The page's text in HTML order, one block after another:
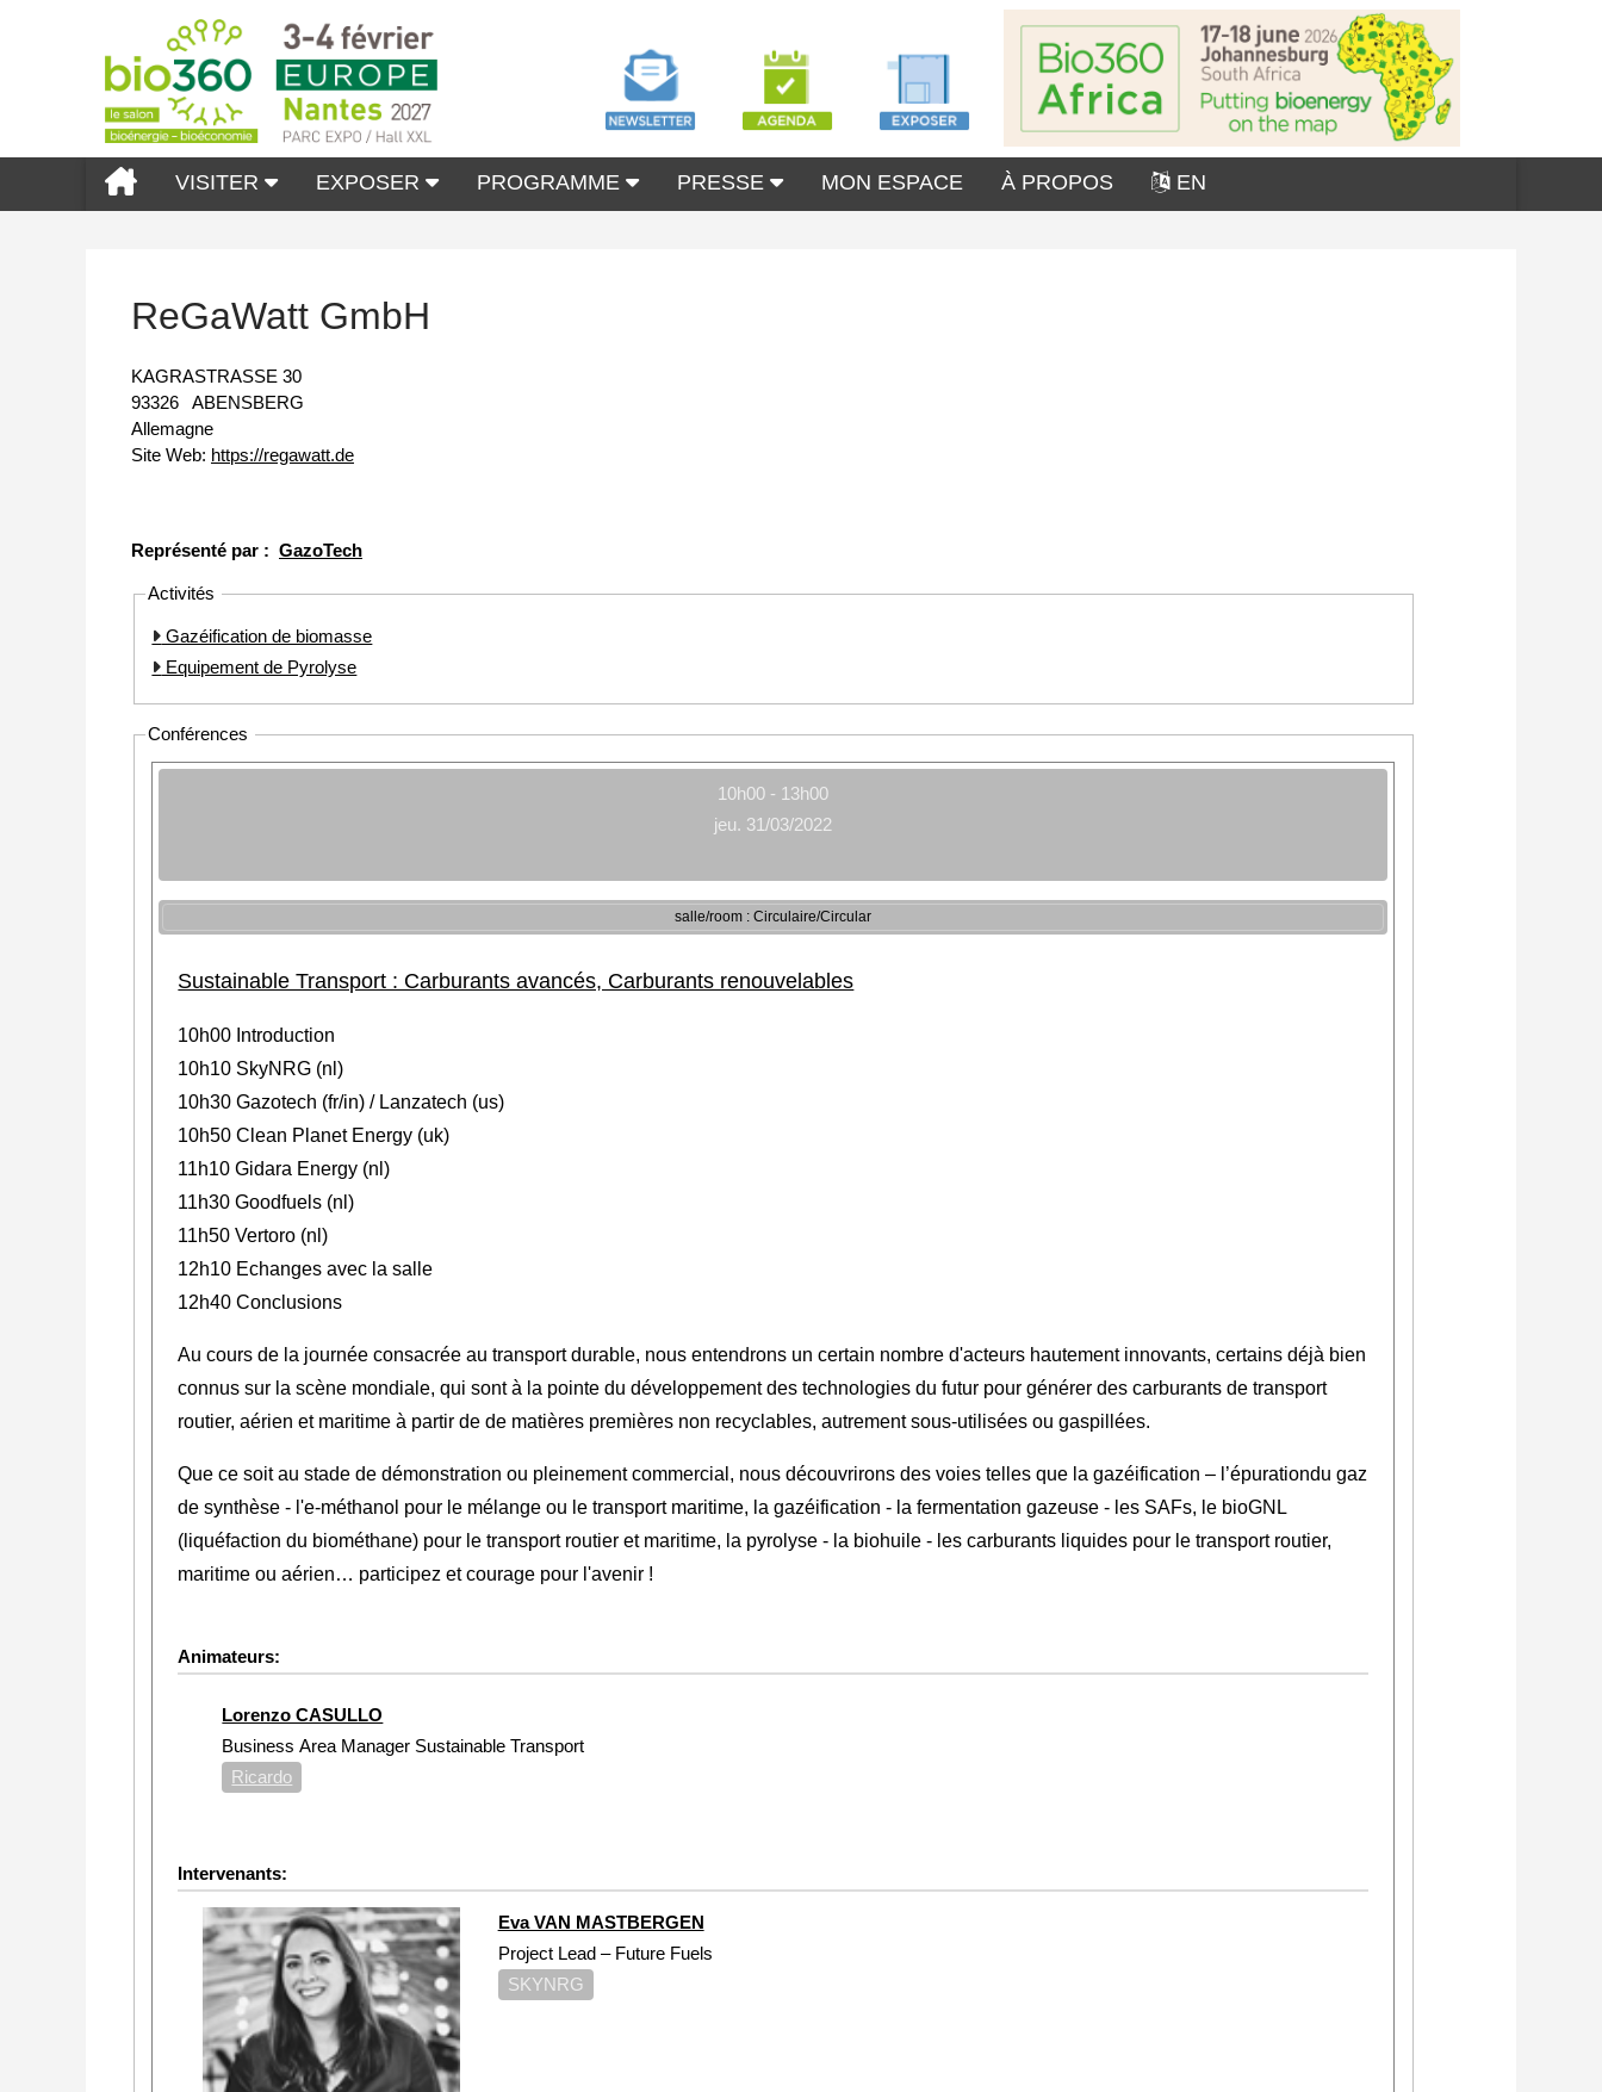
VISITER EXPOSER PROGRAMME PRESSE MON ESPACE À PROPOS EN
ReGaWatt GmbH
KAGRASTRASSE 30
93326
ABENSBERG
Allemagne
Site Web: https://regawatt.de
Représenté par : GazoTech
Activités
Gazéification de biomasse
Equipement de Pyrolyse
Conférences
10h00 - 13h00
jeu. 31/03/2022
salle/room : Circulaire/Circular
Sustainable Transport : Carburants avancés, Carburants renouvelables
10h00 Introduction
10h10 SkyNRG (nl)
10h30 Gazotech (fr/in) / Lanzatech (us)
10h50 Clean Planet Energy (uk)
11h10 Gidara Energy (nl)
11h30 Goodfuels (nl)
11h50 Vertoro (nl)
12h10 Echanges avec la salle
12h40 Conclusions
Au cours de la journée consacrée au transport durable, nous entendrons un certain nombre d'acteurs hautement innovants, certains déjà bien
connus sur la scène mondiale, qui sont à la pointe du développement des technologies du futur pour générer des carburants de transport
routier, aérien et maritime à partir de de matières premières non recyclables, autrement sous-utilisées ou gaspillées.
Que ce soit au stade de démonstration ou pleinement commercial, nous découvrirons des voies telles que la gazéification – l’épurationdu gaz
de synthèse - l'e-méthanol pour le mélange ou le transport maritime, la gazéification - la fermentation gazeuse - les SAFs, le bioGNL
(liquéfaction du biométhane) pour le transport routier et maritime, la pyrolyse - la biohuile - les carburants liquides pour le transport routier,
maritime ou aérien… participez et courage pour l'avenir !
Animateurs:
Lorenzo CASULLO
Business Area Manager Sustainable Transport
Ricardo
Intervenants:
Eva VAN MASTBERGEN
Project Lead – Future Fuels
SKYNRG